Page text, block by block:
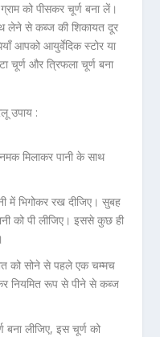
को पीसकर चूर्ण बना लें।
लेने से कब्ज की शिकायत दूर
आपको आयुर्वेदिक स्टोर या
चूर्ण और त्रिफला चूर्ण बना
उपाय :
मिलाकर पानी के साथ
में भिगोकर रख दीजिए। सुबह
को पी लीजिए। इससे कुछ ही
को सोने से पहले एक चम्‍मच
नियमित रूप से पीने से कब्‍ज
बना लीजिए, इस चूर्ण को